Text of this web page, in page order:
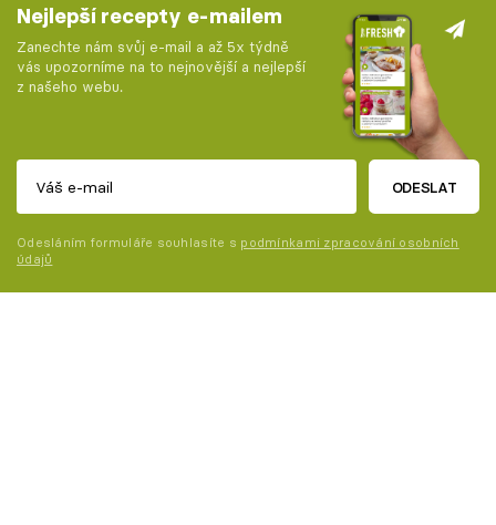
Nejlepší recepty e-mailem
Zanechte nám svůj e-mail a až 5x týdně
vás upozorníme na to nejnovější a nejlepší
z našeho webu.
ODESLAT
Odesláním formuláře souhlasíte s podmínkami zpracování osobních
údajů